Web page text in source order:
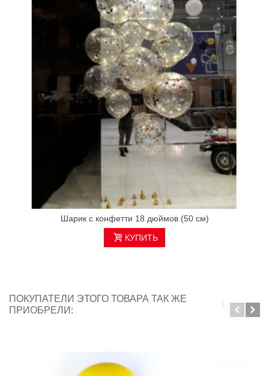
Шарик с конфетти 18 дюймов (50 см)
КУПИТЬ
ПОКУПАТЕЛИ ЭТОГО ТОВАРА ТАК ЖЕ
ПРИОБРЕЛИ: